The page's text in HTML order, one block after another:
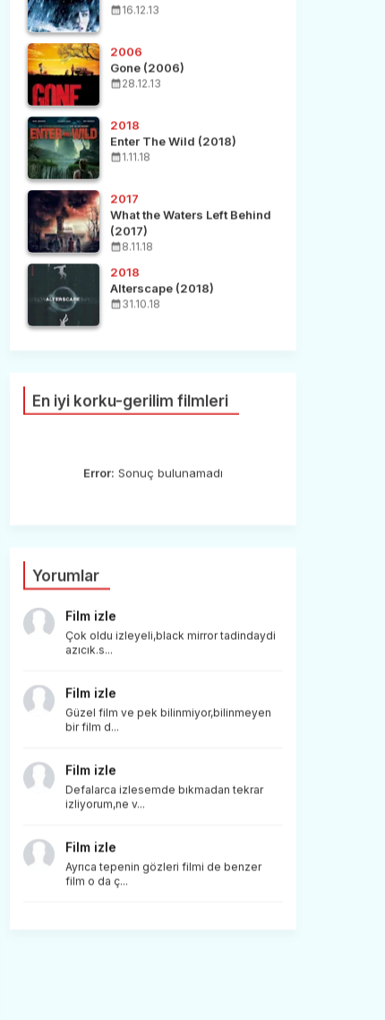
16.12.13
2006
Gone (2006)
28.12.13
2018
Enter The Wild (2018)
1.11.18
2017
What the Waters Left Behind
(2017)
8.11.18
2018
Alterscape (2018)
31.10.18
En iyi korku-gerilim filmleri
Error: Sonuç bulunamadı
Yorumlar
Film izle
Çok oldu izleyeli,black mirror tadindaydi
azıcık.s...
Film izle
Güzel film ve pek bilinmiyor,bilinmeyen
bir film d...
Film izle
Defalarca izlesemde bıkmadan tekrar
izliyorum,ne v...
Film izle
Ayrıca tepenin gözleri filmi de benzer
film o da ç...